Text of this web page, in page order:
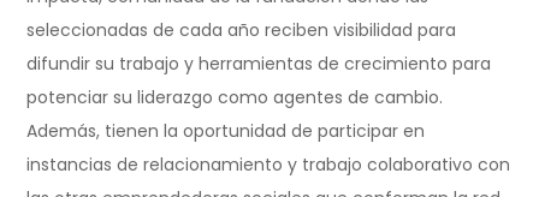
seleccionadas de cada año reciben visibilidad para
difundir su trabajo y herramientas de crecimiento para
potenciar su liderazgo como agentes de cambio.
Además, tienen la oportunidad de participar en
instancias de relacionamiento y trabajo colaborativo con